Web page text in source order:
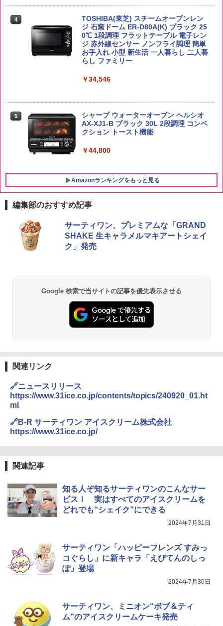
by Amazon あきたこまちブレンド 無洗
米 5kg
￥3,396
【数量限定】フロム・ザ・バレル モルト
ウイスキー500ml アサヒ [ 日本 500ml ]
【中元 ギフト プレゼント 贈り物に】
￥4,402
￥2,323
カップヌードル レギュラー 日清食品 カ
ップ麺 78g×20個
￥3,475
4
TOSHIBA(東芝) スチームオーブンレン
ジ 石窯ドーム ER-D80A(K) ブラック 25
0℃ 1段調理 フラットテーブル 電子レン
ジ 赤外線センサー ノンフライ調理 簡単
お手入れ 小型 新生活 一人暮らし 二人暮
らし ファミリー
￥34,546
5
シャープ ウォーターオーブン ヘルシオ
AX-XJ1-B ブラック 30L 2段調理 コンベ
クション トースト機能
￥44,800
Amazonランキングをもっと見る
編集部のおすすめ記事
サーティワン、プレミアムな「GRAND
SHAKE 生キャラメルマキアートシェイ
ク」発売
Google 検索で当サイトの記事を優先表示させる
関連リンク
🔗ニュースリリース
https://www.31ice.co.jp/contents/topics/240920_01.ht
ml
🔗B-R サーティワン アイスクリーム株式会社
https://www.31ice.co.jp/
関連記事
知る人ぞ知るサーティワンのこんなサー
ビス！ 実はすべてのアイスクリームを
どれでも“シェイク”にできる
2024年7月31日
サーティワン「ハッピーフレンズ すみっ
コぐらし」に新キャラ「えびてんのしっ
ぽ」登場
2024年7月30日
サーティワン、ミニオン“ボブ＆ティ
ム”のアイスクリームケーキ発売